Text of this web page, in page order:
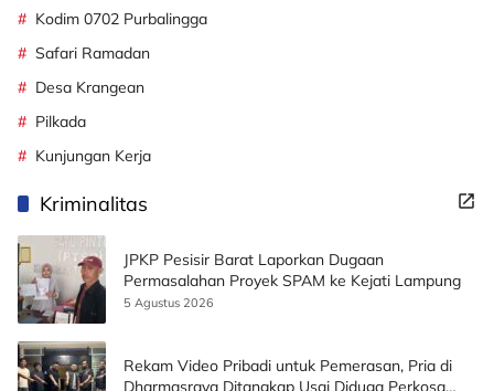
Kodim 0702 Purbalingga
Safari Ramadan
Desa Krangean
Pilkada
Kunjungan Kerja
Kriminalitas
JPKP Pesisir Barat Laporkan Dugaan
Permasalahan Proyek SPAM ke Kejati Lampung
5 Agustus 2026
Rekam Video Pribadi untuk Pemerasan, Pria di
Dharmasraya Ditangkap Usai Diduga Perkosa